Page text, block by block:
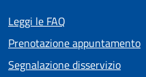
Leggi le FAQ
Prenotazione appuntamento
Segnalazione disservizio